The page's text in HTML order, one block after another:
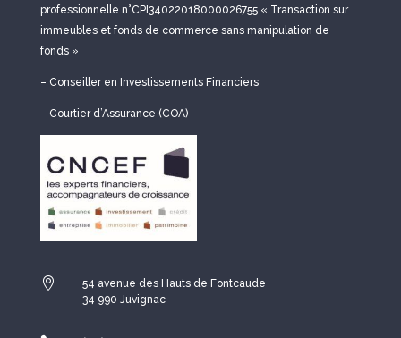
professionnelle n°CPI34022018000026755 « Transaction sur
immeubles et fonds de commerce sans manipulation de
fonds »
– Conseiller en Investissements Financiers
– Courtier d’Assurance (COA)

54 avenue des Hauts de Fontcaude
34 990 Juvignac